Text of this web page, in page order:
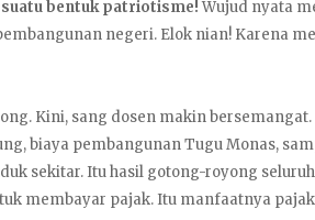
suatu bentuk patriotisme!Wujud nyata
negeri. Elok nian! Karena
Kini, sang dosen makin bersemangat.
biaya pembangunan Tugu Monas,
sekitar. Itu hasil gotong-royong
membayar pajak. Itu manfaatnya